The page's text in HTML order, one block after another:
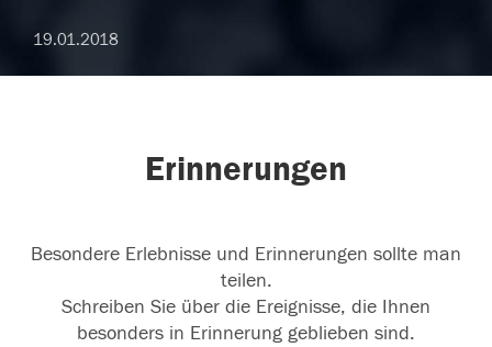
19.01.2018
Erinnerungen
Besondere Erlebnisse und Erinnerungen sollte man
teilen.
Schreiben Sie über die Ereignisse, die Ihnen
besonders in Erinnerung geblieben sind.